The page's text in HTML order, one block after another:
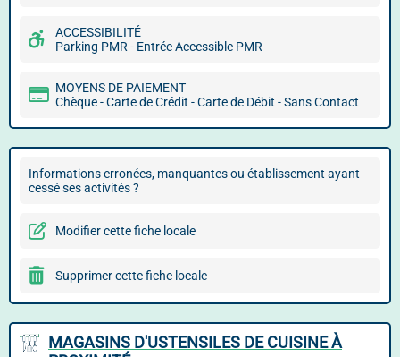
ACCESSIBILITÉ
Parking PMR - Entrée Accessible PMR
MOYENS DE PAIEMENT
Chèque - Carte de Crédit - Carte de Débit - Sans Contact
Informations erronées, manquantes ou établissement ayant
cessé ses activités ?
Modifier cette fiche locale
Supprimer cette fiche locale
MAGASINS D'USTENSILES DE CUISINE À